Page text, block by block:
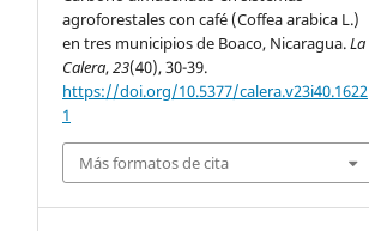
agroforestales con café (Coffea arabica L.)
en tres municipios de Boaco, Nicaragua.La
Calera,23(40), 30-39.
https://doi.org/10.5377/calera.v23i40.1622
1
Más formatos de cita